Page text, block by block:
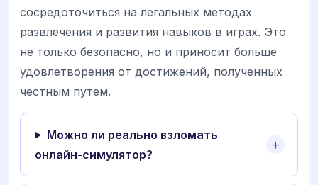
сосредоточиться на легальных методах
развлечения и развития навыков в играх. Это
не только безопасно, но и приносит больше
удовлетворения от достижений, полученных
честным путем.
Можно ли реально взломать
онлайн-симулятор?